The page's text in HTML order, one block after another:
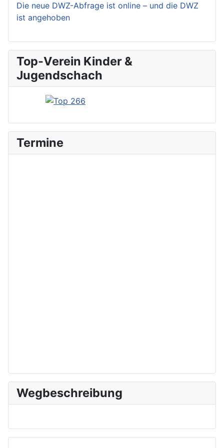
Die neue DWZ-Abfrage ist online – und die DWZ
ist angehoben
Top-Verein Kinder &
Jugendschach
Termine
Wegbeschreibung